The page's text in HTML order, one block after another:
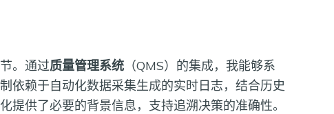
。通过质量管理系统 （QMS）的集成，我能够系
依赖于自动化数据采集生成的实时日志，结合历史
供了必要的背景信息，支持追溯决策的准确性。